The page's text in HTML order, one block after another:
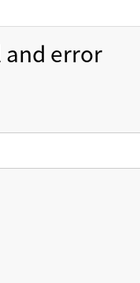
and error